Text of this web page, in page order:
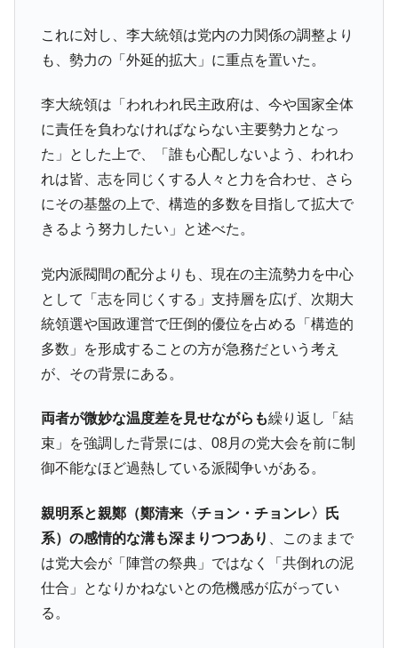
これに対し、李大統領は党内の力関係の調整より
も、勢力の「外延的拡大」に重点を置いた。
李大統領は「われわれ民主政府は、今や国家全体
に責任を負わなければならない主要勢力となっ
た」とした上で、「誰も心配しないよう、われわ
れは皆、志を同じくする人々と力を合わせ、さら
にその基盤の上で、構造的多数を目指して拡大で
きるよう努力したい」と述べた。
党内派閥間の配分よりも、現在の主流勢力を中心
として「志を同じくする」支持層を広げ、次期大
統領選や国政運営で圧倒的優位を占める「構造的
多数」を形成することの方が急務だという考え
が、その背景にある。
両者が微妙な温度差を見せながらも繰り返し「結
束」を強調した背景には、08月の党大会を前に制
御不能なほど過熱している派閥争いがある。
親明系と親鄭（鄭清来〈チョン・チョンレ〉氏
系）の感情的な溝も深まりつつあり
、このままで
は党大会が「陣営の祭典」ではなく「共倒れの泥
仕合」となりかねないとの危機感が広がってい
る。